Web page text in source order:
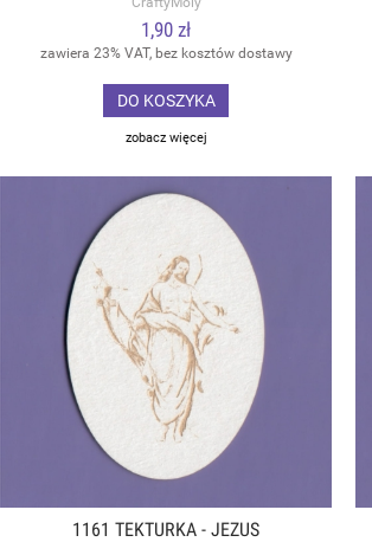
1,90 zł
zawiera 23% VAT, bez kosztów dostawy
DO KOSZYKA
zobacz więcej
1161 TEKTURKA - JEZUS